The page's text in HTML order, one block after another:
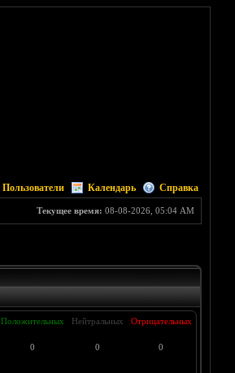
Пользователи Календарь Справка
Текущее время: 08-08-2026, 05:04 AM
Положительных Нейтральных Отрицательных
0 0 0